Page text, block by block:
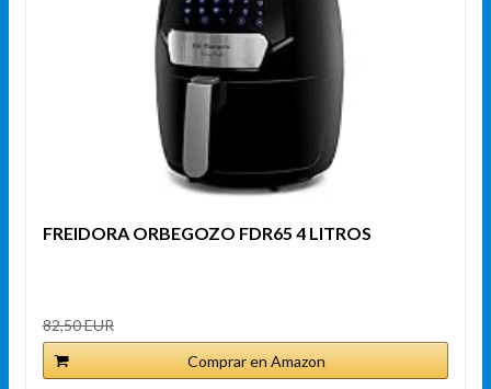
FREIDORA ORBEGOZO FDR65 4 LITROS
82,50 EUR
Comprar en Amazon